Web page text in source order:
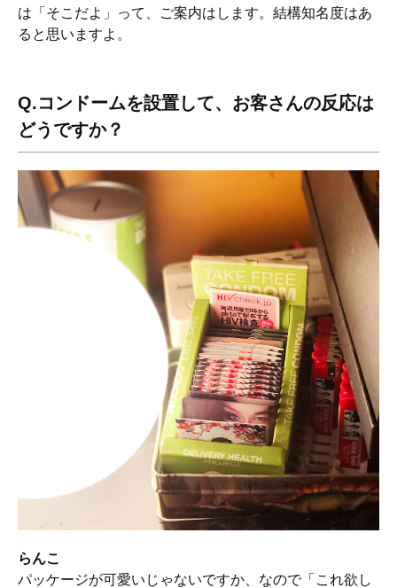
は「そこだよ」って、ご案内はします。結構知名度はあ
ると思いますよ。
Q.コンドームを設置して、お客さんの反応は
どうですか？
らんこ
パッケージが可愛いじゃないですか、なので「これ欲し